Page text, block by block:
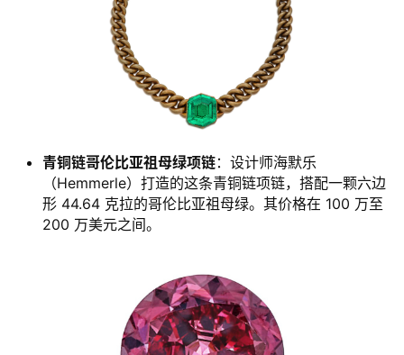
青铜链哥伦比亚祖母绿项链：设计师海默乐
（Hemmerle）打造的这条青铜链项链，搭配一颗六边
形 44.64 克拉的哥伦比亚祖母绿。其价格在 100 万至
200 万美元之间。